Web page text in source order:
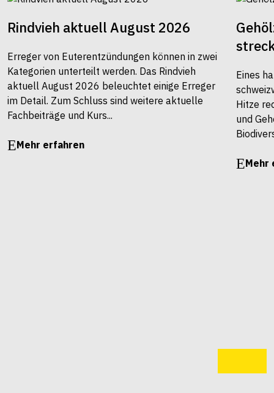
Rindvieh aktuell August 2026
Erreger von Euterentzündungen können in zwei
Kategorien unterteilt werden. Das Rindvieh
aktuell August 2026 beleuchtet einige Erreger
im Detail. Zum Schluss sind weitere aktuelle
Fachbeiträge und Kurs...
Mehr erfahren
Eines
Hitze
und
Mehr